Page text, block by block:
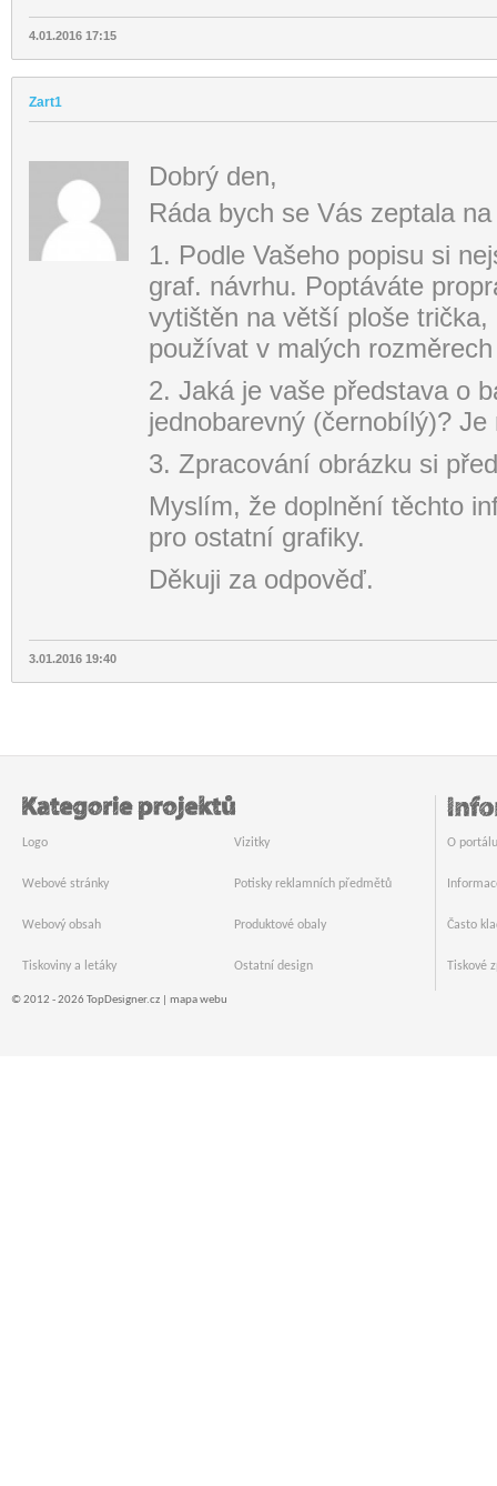
4.01.2016 17:15
Zart1
Dobrý den,
Ráda bych se Vás zeptala
1. Podle Vašeho popisu si
graf. návrhu. Poptáváte
vytištěn na větší ploše
používat v malých
2. Jaká je vaše představa o
jednobarevný (černobílý)?
3. Zpracování obrázku si
Myslím, že doplnění těchto
pro ostatní grafiky.
Děkuji za odpověď.
3.01.2016 19:40
Logo
Webové stránky
Webový obsah
Tiskoviny a letáky
Vizitky
Potisky reklamních předmětů
Produktové obaly
Ostatní design
O portálu
Často
Tiskové
© 2012 - 2026 TopDesigner.cz | mapa webu